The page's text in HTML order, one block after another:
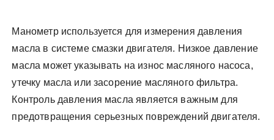
Манометр используется для измерения давления
масла в системе смазки двигателя. Низкое давление
масла может указывать на износ масляного насоса,
утечку масла или засорение масляного фильтра.
Контроль давления масла является важным для
предотвращения серьезных повреждений двигателя.